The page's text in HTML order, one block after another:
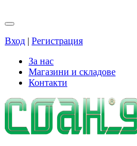
Вход | Регистрация
За нас
Магазини и складове
Контакти